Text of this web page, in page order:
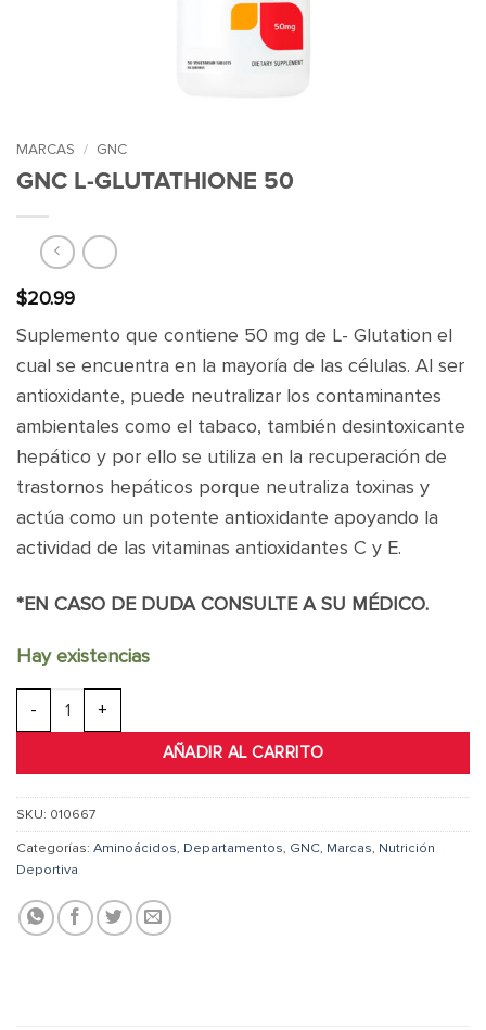
MARCAS / GNC
GNC L-GLUTATHIONE 50
$20.99
Suplemento que contiene 50 mg de L- Glutation el
cual se encuentra en la mayoría de las células. Al ser
antioxidante, puede neutralizar los contaminantes
ambientales como el tabaco, también desintoxicante
hepático y por ello se utiliza en la recuperación de
trastornos hepáticos porque neutraliza toxinas y
actúa como un potente antioxidante apoyando la
actividad de las vitaminas antioxidantes C y E.
*EN CASO DE DUDA CONSULTE A SU MÉDICO.
Hay existencias
GNC L-Glutathione 50 cantidad
AÑADIR AL CARRITO
SKU: 010667
Categorías: Aminoácidos, Departamentos, GNC, Marcas, Nutrición
Deportiva